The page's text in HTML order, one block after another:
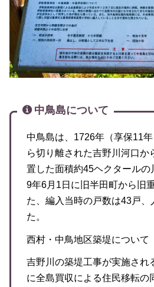
中鳥島について
中鳥島は、1726年（享保11
ら切り離された吉野川河口か
置した面積約45ヘクタールの
9年6月1日に旧半田町から旧
た、編入当時の戸数は43戸、
た。
西村・中鳥地区築堤について
吉野川の築堤工事が実施され
に全島買収による住民移転の